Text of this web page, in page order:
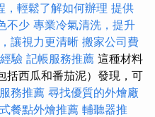
，輕鬆了解如何辦理 提供
不少 專業冷氣清洗，提升
讓視力更清晰 搬家公司費
驗 記帳服務推薦 這種材料
括西瓜和番茄泥）發現，可
務推薦 尋找優質的外燴廠
餐點外燴推薦 輔聽器推